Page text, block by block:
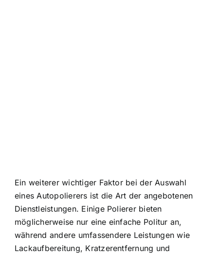
Ein weiterer wichtiger Faktor bei der Auswahl
eines Autopolierers ist die Art der angebotenen
Dienstleistungen. Einige Polierer bieten
möglicherweise nur eine einfache Politur an,
während andere umfassendere Leistungen wie
Lackaufbereitung, Kratzerentfernung und